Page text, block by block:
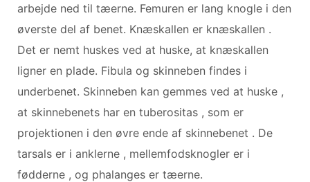
arbejde ned til tæerne. Femuren er lang knogle i den
øverste del af benet. Knæskallen er knæskallen .
Det er nemt huskes ved at huske, at knæskallen
ligner en plade. Fibula og skinneben findes i
underbenet. Skinneben kan gemmes ved at huske ,
at skinnebenets har en tuberositas , som er
projektionen i den øvre ende af skinnebenet . De
tarsals er i anklerne , mellemfodsknogler er i
fødderne , og phalanges er tæerne.